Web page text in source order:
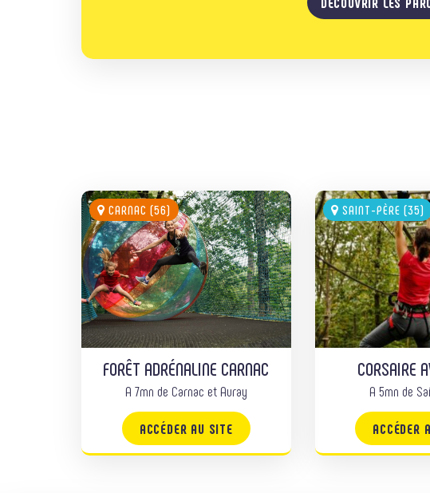
CARNAC (56)
FORÊT ADRÉNALINE CARNAC
A 7mn de Carnac et Auray
ACCÉDER AU SITE
SAINT-PÈRE (35)
CORSAIRE
A 5mn de
ACCÉDER